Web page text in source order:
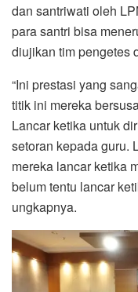
dan santriwati oleh
para santri bisa
diujikan tim pengetes
“Ini prestasi yang
titik ini mereka
Lancar ketika untuk
setoran kepada guru.
mereka lancar ketika
belum tentu lancar
ungkapnya.